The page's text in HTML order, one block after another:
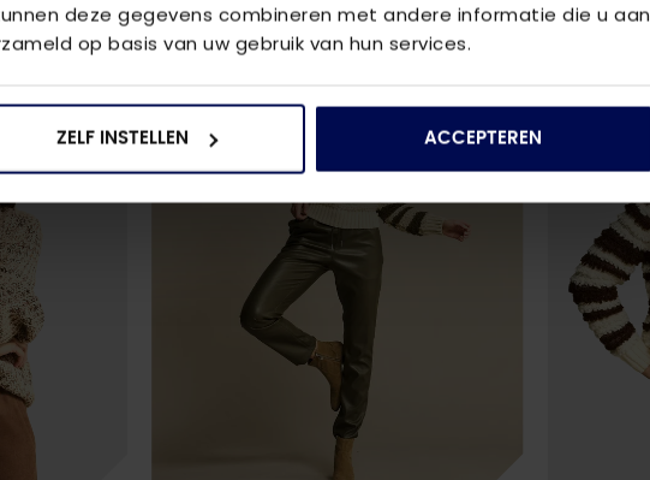
deze gegevens combineren met andere informatie die u aan
op basis van uw gebruik van hun services.
ZELF INSTELLEN ACCEPTEREN